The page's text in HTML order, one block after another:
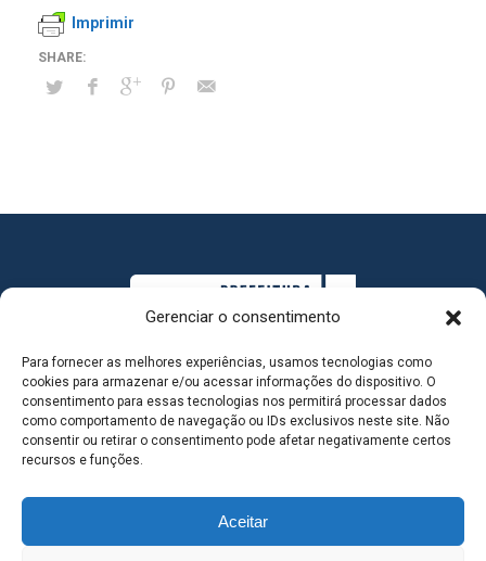
Gerenciar o consentimento
Para fornecer as melhores experiências, usamos tecnologias como
cookies para armazenar e/ou acessar informações do dispositivo. O
consentimento para essas tecnologias nos permitirá processar dados
como comportamento de navegação ou IDs exclusivos neste site. Não
consentir ou retirar o consentimento pode afetar negativamente certos
recursos e funções.
Aceitar
Imprimir
MAPA DO SITE